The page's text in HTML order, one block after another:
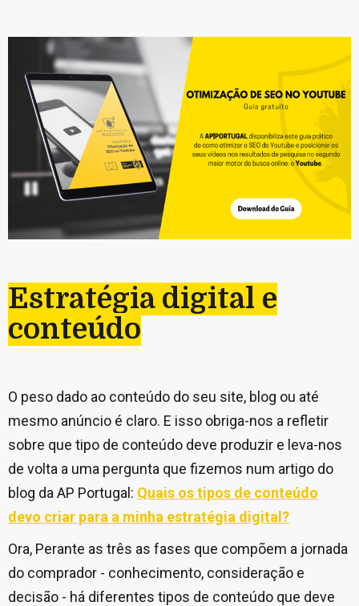
Estratégia digital e
conteúdo
O peso dado ao conteúdo do seu site, blog ou até
mesmo anúncio é claro. E isso obriga-nos a refletir
sobre que tipo de conteúdo deve produzir e leva-nos
de volta a uma pergunta que fizemos num artigo do
blog da AP Portugal: Quais os tipos de conteúdo
devo criar para a minha estratégia digital?
Ora, Perante as três as fases que compõem a jornada
do comprador - conhecimento, consideração e
decisão - há diferentes tipos de conteúdo que deve